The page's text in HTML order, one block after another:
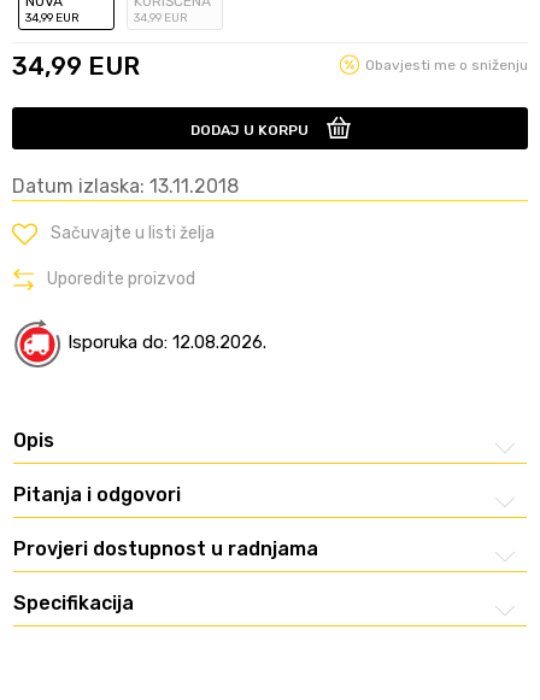
34,99 EUR 34,99 EUR
34,99 EUR Obavjesti me o sniženju
DODAJ U KORPU
Datum izlaska: 13.11.2018
Sačuvajte u listi želja
Uporedite proizvod
Isporuka do: 12.08.2026.
Opis
Pitanja i odgovori
Provjeri dostupnost u radnjama
Specifikacija